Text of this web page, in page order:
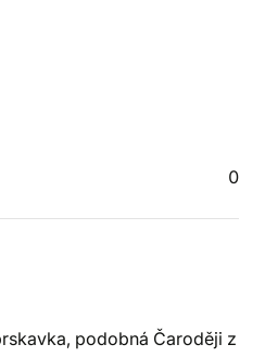
0
podobná Čaroději z